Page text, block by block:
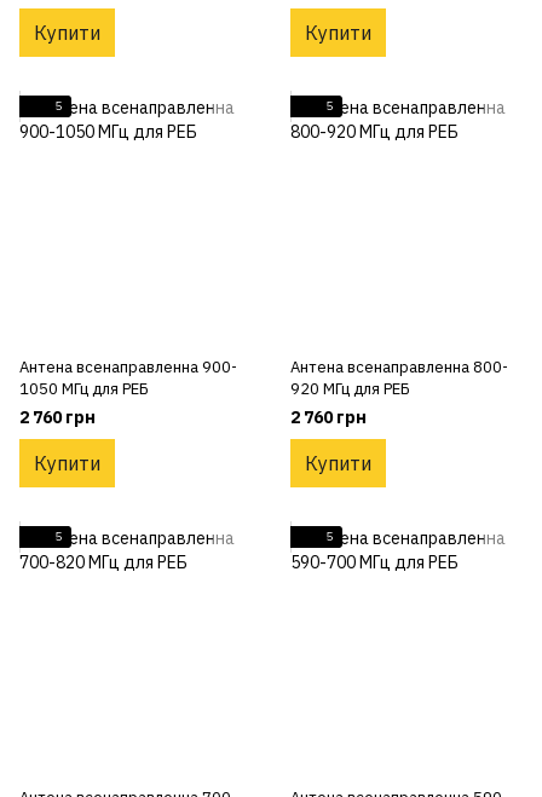
Купити Купити
5
Антена всенаправленна 900-
1050 МГц для РЕБ
2 760 грн
Купити
5
Антена всенаправленна 800-
920 МГц для РЕБ
2 760 грн
Купити
5 5